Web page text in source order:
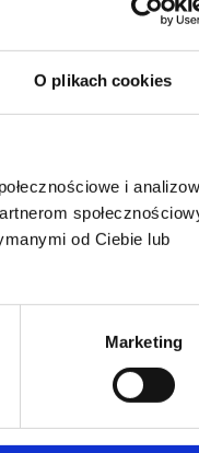
O plikach cookies
i
od Ciebie lub
Marketing
Plac przed Montownią